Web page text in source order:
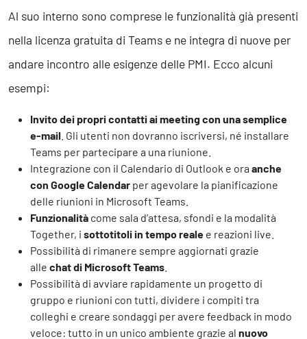
Al suo interno sono comprese le funzionalità già presenti
nella licenza gratuita di Teams e ne integra di nuove per
andare incontro alle esigenze delle PMI. Ecco alcuni
esempi:
Invito dei propri contatti ai meeting con una semplice
e-mail . Gli utenti non dovranno iscriversi, né installare
Teams per partecipare a una riunione.
Integrazione con il Calendario di Outlook e ora anche
con Google Calendar per agevolare la pianificazione
delle riunioni in Microsoft Teams.
Funzionalità come sala d’attesa, sfondi e la modalità
Together, i sottotitoli in tempo reale e reazioni live.
Possibilità di rimanere sempre aggiornati grazie
alle chat di Microsoft Teams
Possibilità di avviare rapidamente un progetto di
gruppo e riunioni con tutti, dividere i compiti tra
colleghi e creare sondaggi per avere feedback in modo
veloce: tutto in un unico ambiente grazie al nuovo